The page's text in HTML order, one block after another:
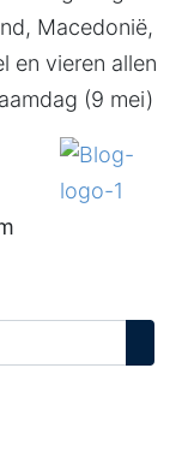
Macedonië,
en vieren allen
(9 mei)